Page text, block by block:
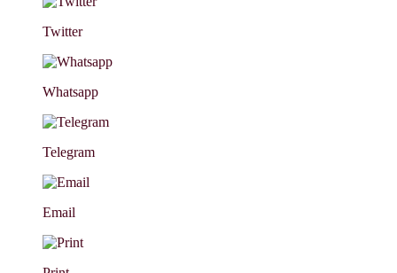
Twitter
Whatsapp
Telegram
Email